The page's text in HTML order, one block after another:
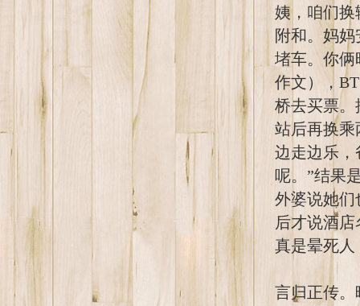
姨，咱们换
附和。妈
堵车。你俩
作文），
桥去买票。
站后再换乘
边走边乐，
呢。”结果
外婆说她们
后才说酒
真是晕死人
言归正传。